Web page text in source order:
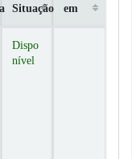
Situação
em
Dispo
nível